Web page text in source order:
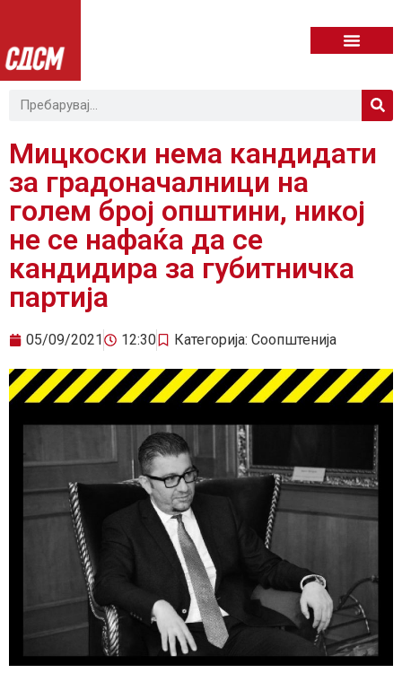
Мицкоски нема кандидати
за градоначалници на
голем број општини, никој
не се нафаќа да се
кандидира за губитничка
партија
05/09/2021 12:30 Категорија: Соопштенија